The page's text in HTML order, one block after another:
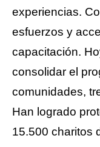
experiencias.
esfuerzos y
capacitación.
consolidar el
comunidades,
Han logrado
15.500 charitos